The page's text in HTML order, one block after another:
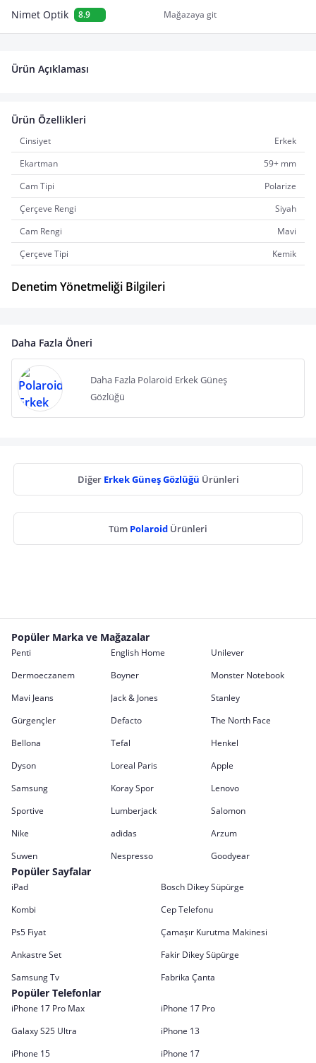
Nimet Optik 8.9 Mağazaya git
Ürün Açıklaması
Ürün Özellikleri
Cinsiyet
Erkek
Ekartman
59+ mm
Cam Tipi
Polarize
Çerçeve Rengi
Siyah
Cam Rengi
Mavi
Çerçeve Tipi
Kemik
Denetim Yönetmeliği Bilgileri
Daha Fazla Öneri
Daha Fazla Polaroid Erkek Güneş
Gözlüğü
Diğer Erkek Güneş Gözlüğü Ürünleri
Tüm Polaroid Ürünleri
Popüler Marka ve Mağazalar
Penti English Home
Unilever
Dermoeczanem
Boyner
Monster Notebook
Mavi Jeans
Jack & Jones
Stanley
Gürgençler
Defacto
The North Face
Bellona
Tefal
Henkel
Dyson
Loreal Paris
Apple
Samsung
Koray Spor
Lenovo
Sportive
Lumberjack
Salomon
Nike
adidas
Arzum
Suwen
Nespresso Goodyear
Popüler Sayfalar
iPad
Bosch Dikey Süpürge
Kombi
Cep Telefonu
Ps5 Fiyat
Çamaşır Kurutma Makinesi
Ankastre Set
Fakir Dikey Süpürge
Samsung Tv
Fabrika Çanta
Popüler Telefonlar
iPhone 17 Pro Max
iPhone 17 Pro
Galaxy S25 Ultra
iPhone 13
iPhone 15
iPhone 17